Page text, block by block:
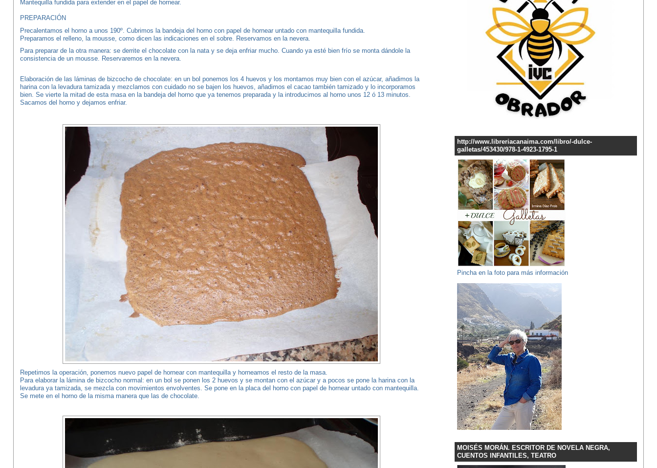
Mantequilla fundida para extender en el papel de hornear.
PREPARACIÓN
Precalentamos el horno a unos 190º. Cubrimos la bandeja del horno con papel de hornear untado con mantequilla fundida.
Preparamos el relleno, la mousse, como dicen las indicaciones en el sobre. Reservamos en la nevera.
Para preparar de la otra manera: se derrite el chocolate con la nata y se deja enfriar mucho. Cuando ya esté bien frío se monta dándole la
consistencia de un mousse. Reservaremos en la nevera.
Elaboración de las láminas de bizcocho de chocolate: en un bol ponemos los 4 huevos y los montamos muy bien con el azúcar, añadimos la
harina con la levadura tamizada y mezclamos con cuidado no se bajen los huevos, añadimos el cacao también tamizado y lo incorporamos
bien. Se vierte la mitad de esta masa en la bandeja del horno que ya tenemos preparada y la introducimos al horno unos 12 ó 13 minutos.
Sacamos del horno y dejamos enfriar.
Repetimos la operación, ponemos nuevo papel de hornear con mantequilla y horneamos el resto de la masa.
Para elaborar la lámina de bizcocho normal: en un bol se ponen los 2 huevos y se montan con el azúcar y a pocos se pone la harina con la
levadura ya tamizada, se mezcla con movimientos envolventes. Se pone en la placa del horno con papel de hornear untado con mantequilla.
Se mete en el horno de la misma manera que las de chocolate.
http://www.libreriacanaima.com/libro/-dulce-
galletas/453430/978-1-4923-1795-1
Pincha en la foto para más información
MOISÉS MORÁN. ESCRITOR DE NOVELA NEGRA,
CUENTOS INFANTILES, TEATRO